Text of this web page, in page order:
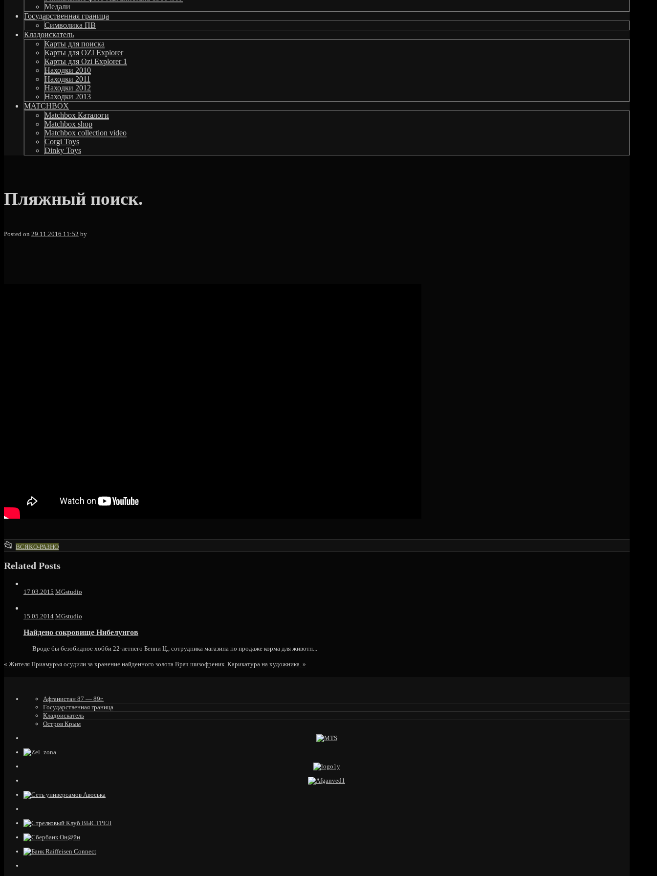
Медали
Государственная граница
Символика ПВ
Кладоискатель
Карты для поиска
Карты для OZI Explorer
Карты для Ozi Explorer 1
Находки 2010
Находки 2011
Находки 2012
Находки 2013
MATCHBOX
Matchbox Каталоги
Matchbox shop
Matchbox collection video
Corgi Toys
Dinky Toys
Пляжный поиск.
Posted on 29.11.2016 11:52 by
📂 This
was
posted
ВСЯКО-РАЗНО
Related Posts
17.03.2015 MGstudio
15.05.2014 MGstudio
Найдено сокровище Нибелунгов
Вроде бы безобидное хобби 22-летнего Бенни Ц., сотрудника магазина по продаже корма для животн...
« Жителя Приамурья осудили за хранение найденного золота Врач шизофреник. Карикатура на художника. »
Афганистан 87 — 89г.
Государственная граница
Кладоискатель
Остров Крым